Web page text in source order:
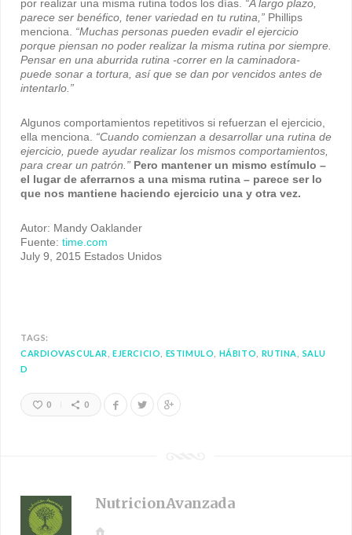
por realizar una misma rutina todos los días. “A largo plazo,
parece ser benéfico, tener variedad en tu rutina,” Phillips
menciona. “Muchas personas pueden evadir el ejercicio
porque piensan no poder realizar la misma rutina por siempre.
Pensar en una aburrida rutina -correr en la caminadora-
puede sonar a tortura, así que se dan por vencidos antes de
intentarlo.”
Algunos comportamientos repetitivos si refuerzan el ejercicio,
ella menciona.
“Cuando comienzan a desarrollar una rutina de
ejercicio, puede ayudar realizar los mismos comportamientos,
para crear un patrón.” Pero mantener un mismo estímulo –
el lugar de aferrarnos a una misma rutina – parece ser lo
que nos mantiene haciendo ejercicio una y otra vez.
Autor: Mandy Oaklander
Fuente: time.com
July 9, 2015 Estados Unidos
TAGS:
CARDIOVASCULAR
EJERCICIO ESTIMULO HÁBITO RUTINA
SALU
D
0 0
NutricionAvanzada
W